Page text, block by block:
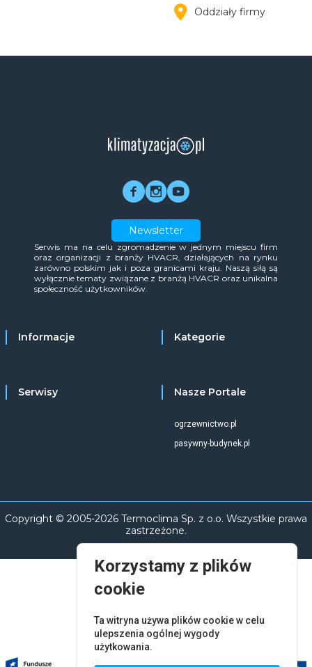
Oddziały firmy
Newsletter
Serwis ma na celu zgromadzenie w jednym miejscu firm
oraz organizacji z branży HVACR, działających na rynku
zarówno polskim jak i poza granicami kraju. Naszą siłą są
wyłącznie tematy związane z branżą HVACR oraz unikalna
społeczność użytkowników.
Informacje Kategorie
Serwisy Nasze Portale
ogrzewnictwo.pl
pasywny-budynek.pl
Copyright © 2005-2026 Termoclima Sp. z o.o. Wszystkie prawa
zastrzeżone.
Korzystamy z plików
cookie
Ta witryna używa plików cookie w celu
ulepszenia ogólnej wygody
użytkowania.